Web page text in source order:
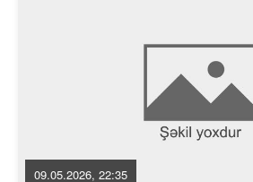
09.05.2026, 22:35